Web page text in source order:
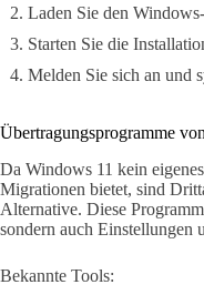
Laden Sie den
Starten Sie die
Melden Sie sich an und
Übertragungsprogramme
Da Windows 11 kein
Migrationen bietet, sind
Alternative. Diese
sondern auch Einstellungen
Bekannte Tools: